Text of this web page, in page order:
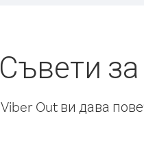
Съвети
Viber Out ви дава